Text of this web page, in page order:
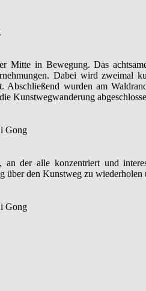
Mitte in Bewegung. Das
Dabei wird zweimal
wurden am
Kunstwegwanderung
der alle konzentriert und
den Kunstweg zu wiederholen